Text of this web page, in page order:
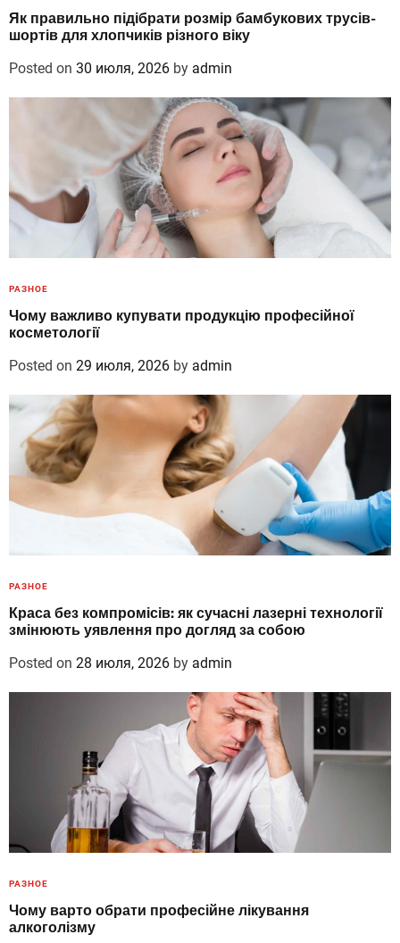
Як правильно підібрати розмір бамбукових трусів-
шортів для хлопчиків різного віку
Posted on 30 июля, 2026 by admin
РАЗНОЕ
Чому важливо купувати продукцію професійної
косметології
Posted on 29 июля, 2026 by admin
РАЗНОЕ
Краса без компромісів: як сучасні лазерні технології
змінюють уявлення про догляд за собою
Posted on 28 июля, 2026 by admin
РАЗНОЕ
Чому варто обрати професійне лікування
алкоголізму